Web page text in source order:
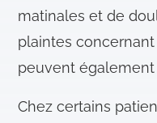
matinales et de
plaintes
peuvent également
Chez certains